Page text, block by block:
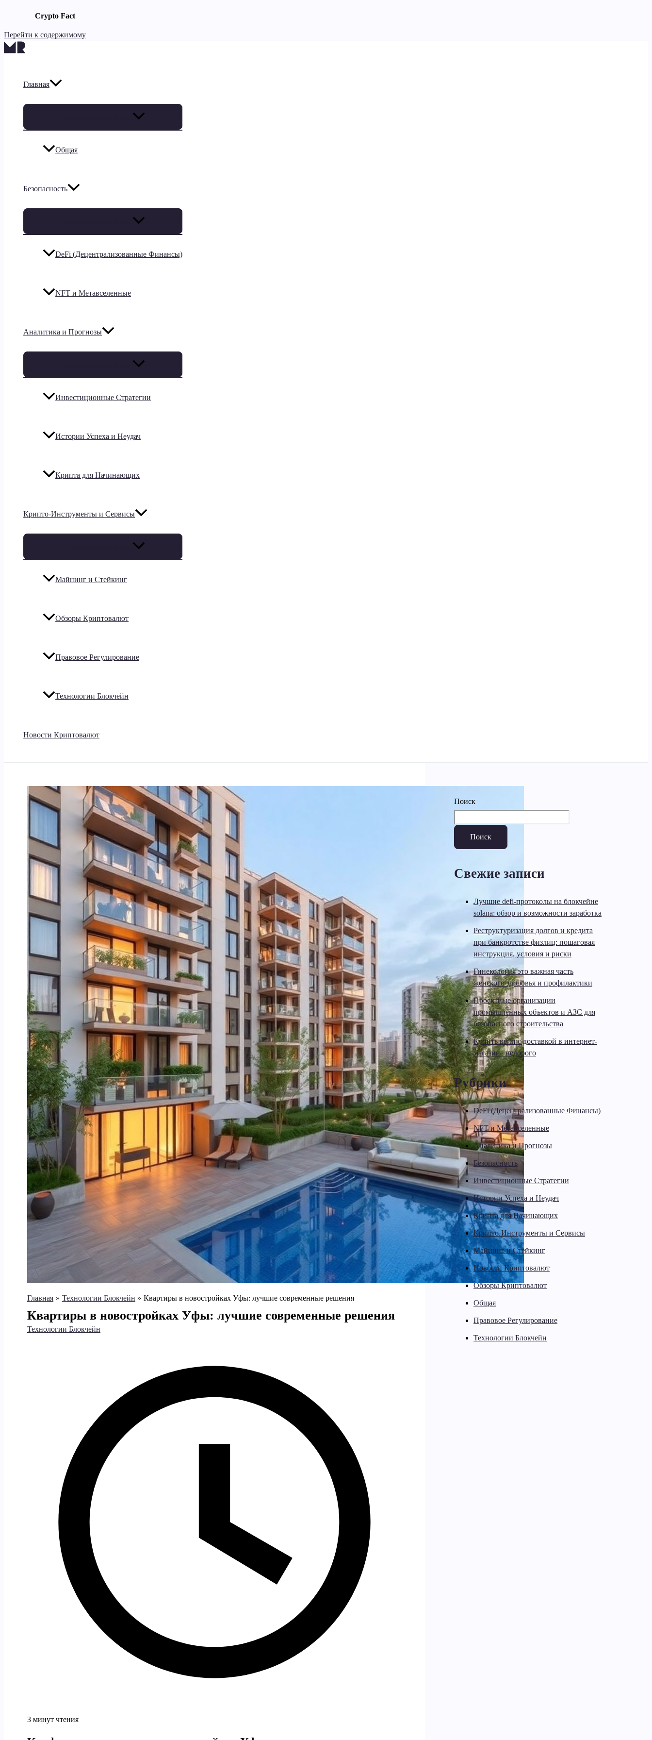
Crypto Fact
Перейти к содержимому
Главная
Общая
Безопасность
DeFi (Децентрализованные Финансы)
NFT и Метавселенные
Аналитика и Прогнозы
Инвестиционные Стратегии
Истории Успеха и Неудач
Крипта для Начинающих
Крипто-Инструменты и Сервисы
Майнинг и Стейкинг
Обзоры Криптовалют
Правовое Регулирование
Технологии Блокчейн
Новости Криптовалют
Главная Технологии Блокчейн Квартиры в новостройках Уфы: лучшие современные решения
Квартиры в новостройках Уфы: лучшие современные решения
Технологии Блокчейн
3 минут чтения
Поиск
Поиск
Свежие записи
Лучшие defi-протоколы на блокчейне
solana: обзор и возможности заработка
Реструктуризация долгов и кредита
при банкротстве физлиц: пошаговая
инструкция, условия и риски
Гинекология это важная часть
женского здоровья и профилактики
Проектные организации
промышленных объектов и АЗС для
безопасного строительства
Купить вейп с доставкой в интернет-
магазине недорого
Рубрики
DeFi (Децентрализованные Финансы)
NFT и Метавселенные
Аналитика и Прогнозы
Безопасность
Инвестиционные Стратегии
Истории Успеха и Неудач
Крипта для Начинающих
Крипто-Инструменты и Сервисы
Майнинг и Стейкинг
Новости Криптовалют
Обзоры Криптовалют
Общая
Правовое Регулирование
Технологии Блокчейн